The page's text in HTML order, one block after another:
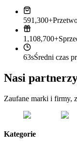
591,300+
1,108,700+
63sŚredni czas
Nasi
Zaufane marki i firmy,
Kategorie